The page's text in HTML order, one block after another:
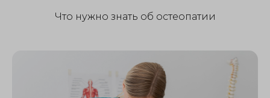
Что нужно знать об остеопатии